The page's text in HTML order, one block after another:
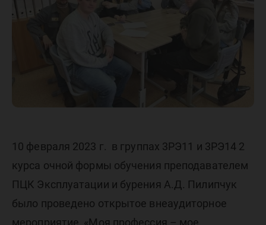
10 февраля 2023 г. в группах 3РЭ11 и 3РЭ14 2
курса очной формы обучения преподавателем
ПЦК Эксплуатации и бурения А.Д. Пилипчук
было проведено открытое внеаудиторное
мероприятие «Моя профессия – мое